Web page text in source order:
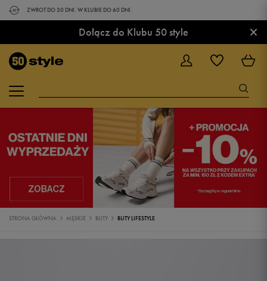
ZWROT DO 30 DNI. W KLUBIE DO 60 DNI.
Dołącz do Klubu 50 style ×
STRONA GŁÓWNA MĘSKIE BUTY BUTY LIFESTYLE